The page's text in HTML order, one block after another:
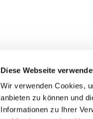
Diese Webseite
Wir verwenden Cookies,
anbieten zu können und
Informationen zu Ihrer